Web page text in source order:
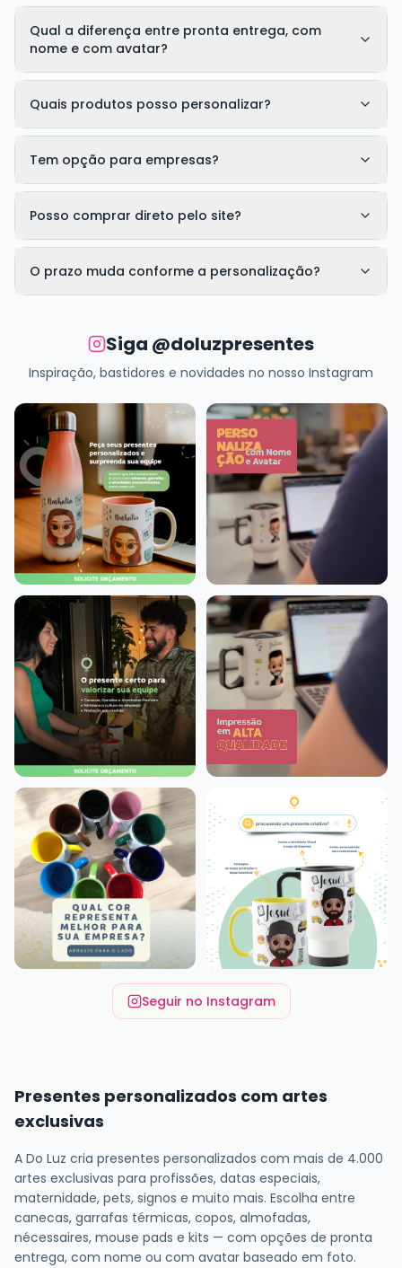
Qual a diferença entre pronta entrega, com
nome e com avatar?
Quais produtos posso personalizar?
Tem opção para empresas?
Posso comprar direto pelo site?
O prazo muda conforme a personalização?
Siga @doluzpresentes
Inspiração, bastidores e novidades no nosso Instagram
Seguir no Instagram
Presentes personalizados com artes
exclusivas
A Do Luz cria presentes personalizados com mais de 4.000
artes exclusivas para profissões, datas especiais,
maternidade, pets, signos e muito mais. Escolha entre
canecas, garrafas térmicas, copos, almofadas,
nécessaires, mouse pads e kits — com opções de pronta
entrega, com nome ou com avatar baseado em foto.